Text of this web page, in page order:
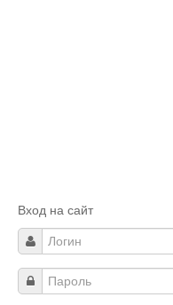
Вход на сайт